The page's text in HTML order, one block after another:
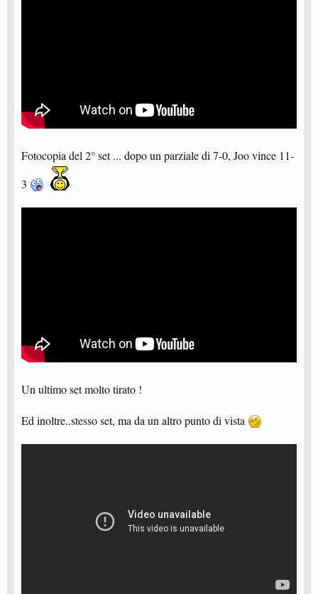
Fotocopia del 2° set ... dopo un parziale di 7-0, Joo vince 11-
3
Un ultimo set molto tirato !
Ed inoltre..stesso set, ma da un altro punto di vista